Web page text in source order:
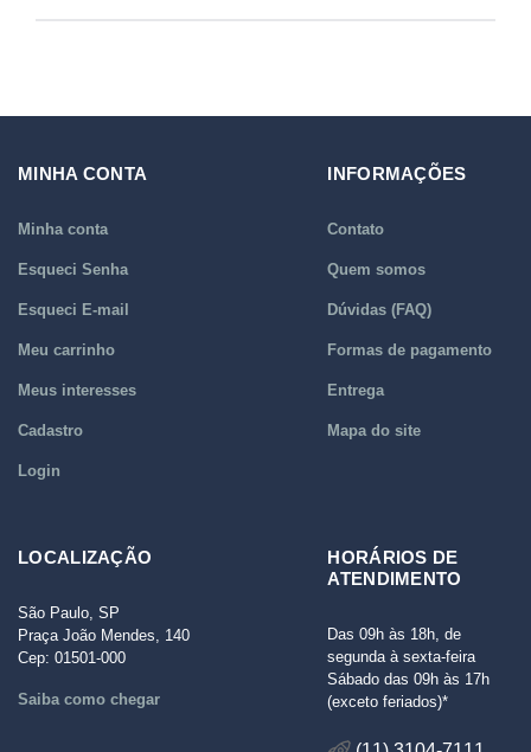
MINHA CONTA
Minha conta
Esqueci Senha
Esqueci E-mail
Meu carrinho
Meus interesses
Cadastro
Login
INFORMAÇÕES
Contato
Quem somos
Dúvidas (FAQ)
Formas de pagamento
Entrega
Mapa do site
LOCALIZAÇÃO
São Paulo, SP
Praça João Mendes, 140
Cep: 01501-000
Saiba como chegar
HORÁRIOS DE
ATENDIMENTO
Das 09h às 18h, de
segunda à sexta-feira
Sábado das 09h às 17h
(exceto feriados)*